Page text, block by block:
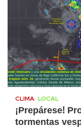
CLIMA LOCAL
¡Prepárese!
tormentas